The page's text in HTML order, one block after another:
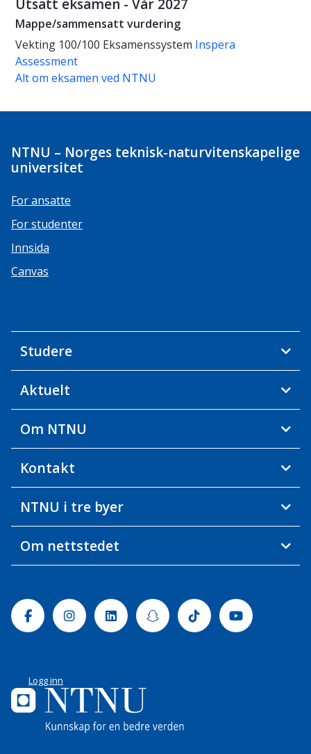
Utsatt eksamen - Vår 2027
Mappe/sammensatt vurdering
Vekting 100/100 Eksamenssystem Inspera
Assessment
Alt om eksamen ved NTNU
NTNU – Norges teknisk-naturvitenskapelige
universitet
For ansatte
For studenter
Innsida
Canvas
Studere
Aktuelt
Om NTNU
Kontakt
NTNU i tre byer
Om nettstedet
FacebookInstagramLinkedinSnapchatTiktok Youtube
Logg inn